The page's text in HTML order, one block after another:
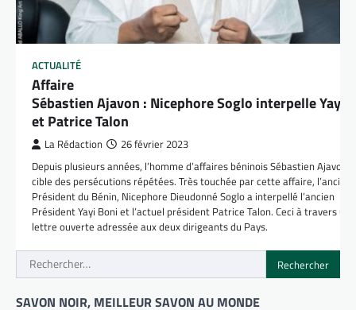
ACTUALITÉ
Affaire
Sébastien Ajavon : Nicephore Soglo interpelle Yayi
et Patrice Talon
La Rédaction 26 février 2023
Depuis plusieurs années, l’homme d’affaires béninois Sébastien Ajavon
cible des persécutions répétées. Très touchée par cette affaire, l’ancien
Président du Bénin, Nicephore Dieudonné Soglo a interpellé l’ancien
Président Yayi Boni et l’actuel président Patrice Talon. Ceci à travers une
lettre ouverte adressée aux deux dirigeants du Pays.
Rechercher :
SAVON NOIR, MEILLEUR SAVON AU MONDE